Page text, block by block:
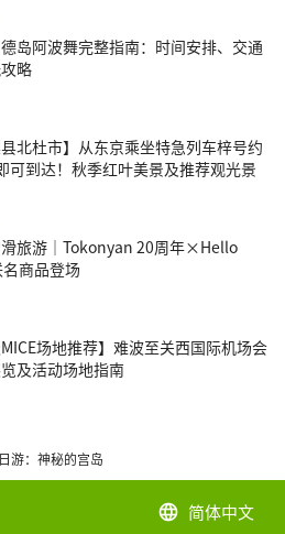
岛阿波舞完整指南：时间安排、交通
略
县北杜市】从东京乘坐特急列车梓号约
可到达！秋季红叶美景及推荐观光景
旅游｜Tokonyan 20周年×Hello
商品登场
MICE场地推荐】难波至关西国际机场会
及活动场地指南
游：神秘的宫岛
language 简体中文